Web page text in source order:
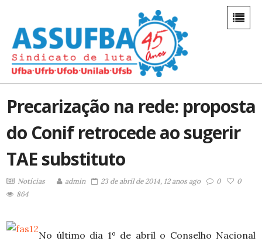
Precarização na rede: proposta
do Conif retrocede ao sugerir
TAE substituto
Notícias admin 23 de abril de 2014, 12 anos ago 0
0
864
No último dia 1º de abril o Conselho Nacional